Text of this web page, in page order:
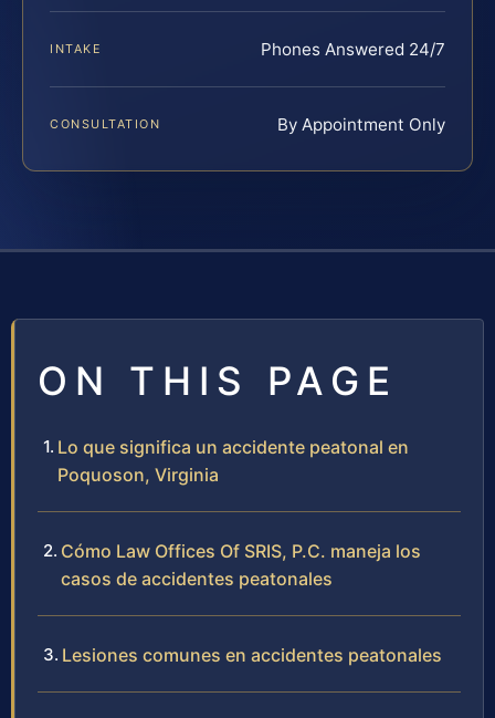
INTAKE Phones Answered 24/7
CONSULTATION By Appointment Only
ON THIS PAGE
Lo que significa un accidente peatonal en
Poquoson, Virginia
Cómo Law Offices Of SRIS, P.C. maneja los
casos de accidentes peatonales
Lesiones comunes en accidentes peatonales